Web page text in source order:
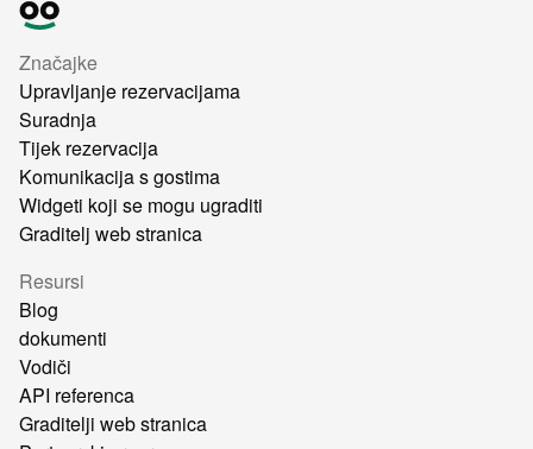
Značajke
Upravljanje rezervacijama
Suradnja
Tijek rezervacija
Komunikacija s gostima
Widgeti koji se mogu ugraditi
Graditelj web stranica
Resursi
Blog
dokumenti
Vodiči
API referenca
Graditelji web stranica